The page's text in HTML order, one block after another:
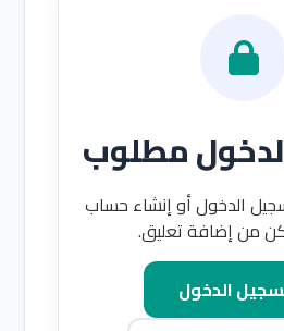
مطلوب
الدخول أو إنشاء حساب
من إضافة تعليق.
الدخول